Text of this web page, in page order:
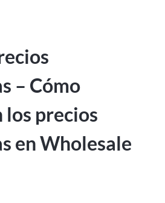
– Cómo
precios
en Wholesale